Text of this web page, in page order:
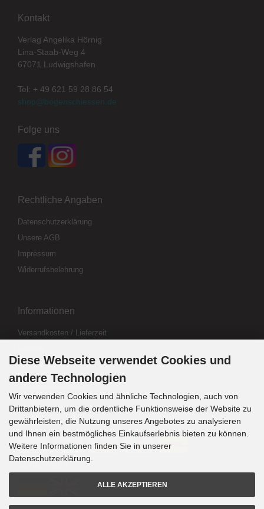
Kontakt
Verlag Angelika Hörnig
Lina-Staab-Weg 4
67071 Ludwigshafen
Tel: + 49 621 59 28 86 54
shop@bogenschiessen.de
Folge uns
Rechtliche Angaben
Datenschutzerklärung
Unsere AGB
Impressum
Widerrufsbelehrung
Informationen
Versandkosten / Lieferzeit
Abo kündigen
Widerrufsformular
Zahlung & Versand
Sprachwahl
Diese Webseite verwendet Cookies und
andere Technologien
Wir verwenden Cookies und ähnliche Technologien, auch von
Drittanbietern, um die ordentliche Funktionsweise der Website zu
gewährleisten, die Nutzung unseres Angebotes zu analysieren
und Ihnen ein bestmögliches Einkaufserlebnis bieten zu können.
Weitere Informationen finden Sie in unserer
Datenschutzerklärung.
ALLE AKZEPTIEREN